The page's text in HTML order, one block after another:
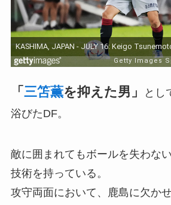
「 三笘薫を抑えた男」
とし
浴びたDF。
敵に囲まれてもボールを失わな
技術を持っている。
攻守両面において、鹿島に欠かせ